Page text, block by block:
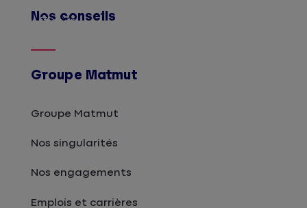
Nos conseils
Afficher
Groupe Matmut
Groupe Matmut
Nos singularités
Nos engagements
Emplois et carrières